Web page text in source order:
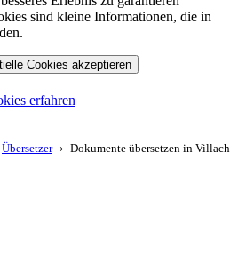
Übersetzer Dokumente übersetzen in Villach
sind kleine Informationen, die in
Cookies akzeptieren
erfahren